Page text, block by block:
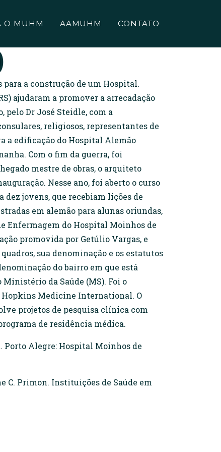
O MUHM AAMUHM CONTATO
para a construção de um Hospital.
ajudaram a promover a arrecadação
pelo Dr José Steidle, com a
religiosos, representantes de
a edificação do Hospital Alemão
Com o fim da guerra, foi
mestre de obras, o arquiteto
Nesse ano, foi aberto o curso
jovens, que recebiam lições de
em alemão para alunas oriundas,
Enfermagem do Hospital Moinhos de
promovida por Getúlio Vargas, e
sua denominação e os estatutos
do bairro em que está
da Saúde (MS). Foi o
Medicine International. O
projetos de pesquisa clínica com
de residência médica.
Porto Alegre: Hospital Moinhos de
C. Primon. Instituições de Saúde em